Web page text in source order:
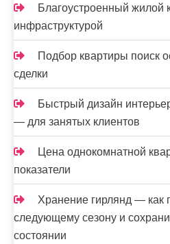
Благоустроенный жилой
инфраструктурой
Подбор квартиры поиск
сделки
Быстрый дизайн
— для занятых клиентов
Цена однокомнатной
показатели
Хранение гирлянд — как
следующему сезону и
состоянии